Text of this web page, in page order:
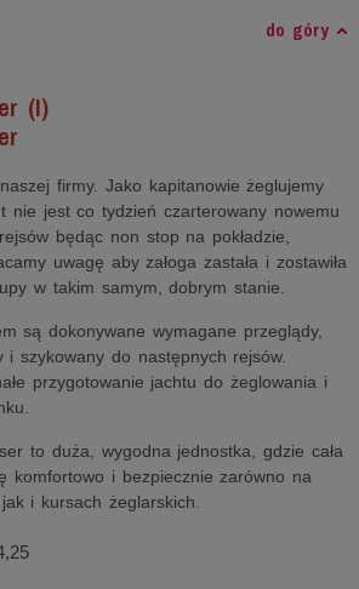
do góry
(I)
firmy. Jako kapitanowie żeglujemy
nie jest co tydzień czarterowany nowemu
będąc non stop na pokładzie,
uwagę aby załoga zastała i zostawiła
w takim samym, dobrym stanie.
są dokonywane wymagane przeglądy,
i szykowany do następnych rejsów.
przygotowanie jachtu do żeglowania i
to duża, wygodna jednostka, gdzie cała
komfortowo i bezpiecznie zarówno na
i kursach żeglarskich.